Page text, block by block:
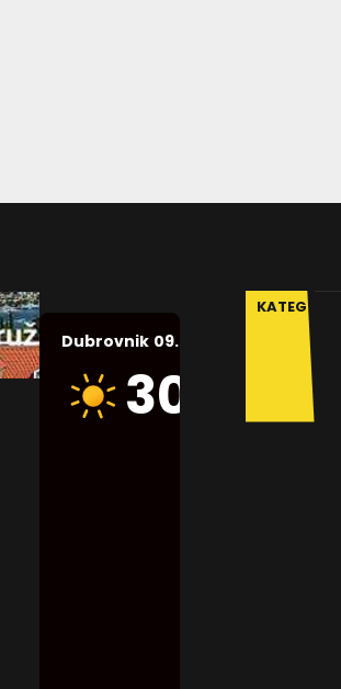
Dubrovnik 09.08.2026.
30
Humidity:
KATEGORIJE